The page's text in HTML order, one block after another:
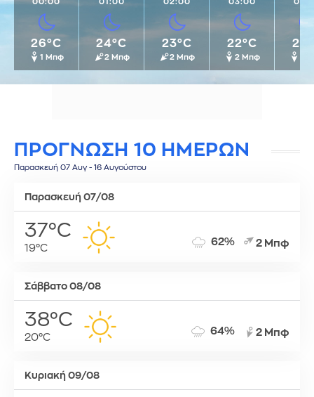
00:00
26°C
1 Μπφ
01:00
24°C
2 Μπφ
02:00
23°C
2 Μπφ
03:00
22°C
2 Μπφ
ΠΡΟΓΝΩΣΗ 10 ΗΜΕΡΩΝ
Παρασκευή 07 Αυγ - 16 Αυγούστου
Παρασκευή 07/08
37°C
19°C
62% 2 Μπφ
Σάββατο 08/08
38°C
20°C
64% 2 Μπφ
Κυριακή 09/08